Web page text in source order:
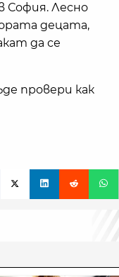
София. Лесно
децата,
да се
провери как